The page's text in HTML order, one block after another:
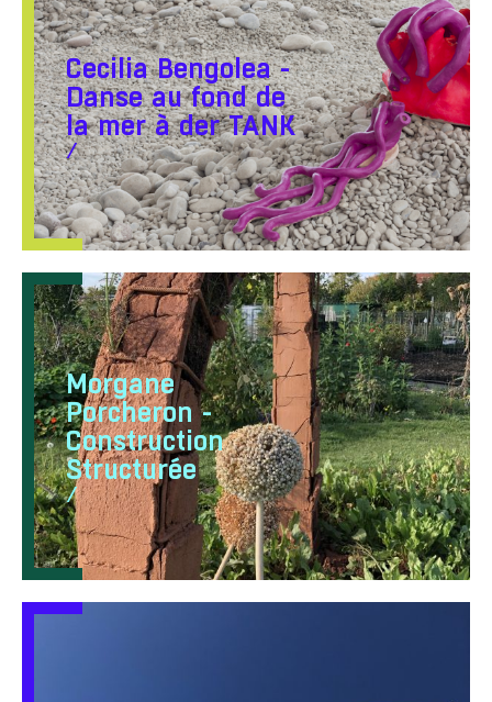
Cecilia Bengolea -
Danse au fond de
la mer à der TANK
/
Morgane
Porcheron -
Construction
Structurée
/